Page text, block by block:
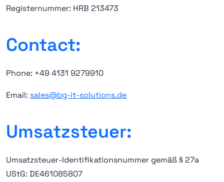
Registernummer: HRB 213473
Contact:
Phone: +49 4131 9279910
Email: sales@bg-it-solutions.de
Umsatzsteuer:
Umsatzsteuer-Identifikationsnummer gemäß § 27a
UStG: DE461085807